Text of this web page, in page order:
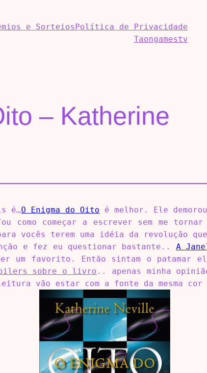
e Sorteios Política de Privacidade
Taongamestv
– Katherine
é…O Enigma do Oito é melhor. Ele
como começar a escrever sem me
vocês terem uma idéia da revolução
e fez eu questionar bastante.. A
um favorito. Então sintam o patamar
sobre o livro .. apenas minha
vão estar com a fonte da mesma cor